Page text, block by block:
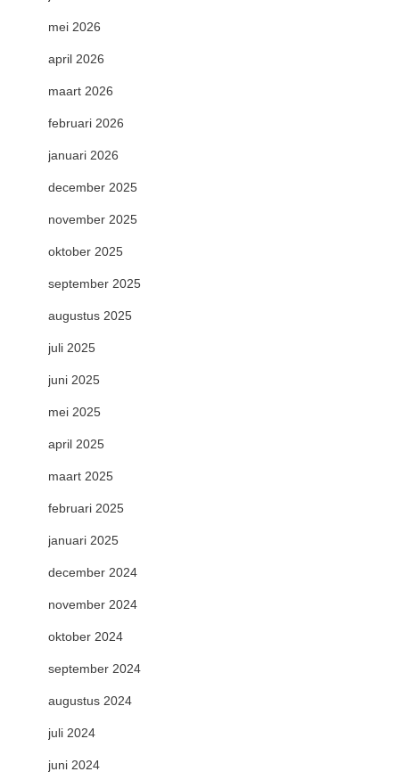
mei 2026
april 2026
maart 2026
februari 2026
januari 2026
december 2025
november 2025
oktober 2025
september 2025
augustus 2025
juli 2025
juni 2025
mei 2025
april 2025
maart 2025
februari 2025
januari 2025
december 2024
november 2024
oktober 2024
september 2024
augustus 2024
juli 2024
juni 2024